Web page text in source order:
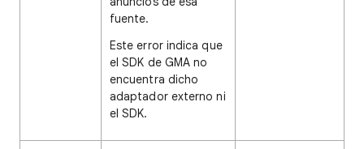
fuente.
Este error indica que
el SDK de GMA no
encuentra dicho
adaptador externo ni
el SDK.